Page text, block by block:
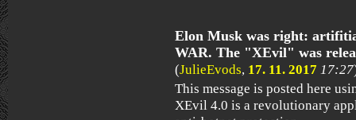
Elon Musk was right:
WAR. The "XEvil" was
(JulieEvods, 17. 11. 2017 17:27
This message is posted here
XEvil 4.0 is a revolutionary